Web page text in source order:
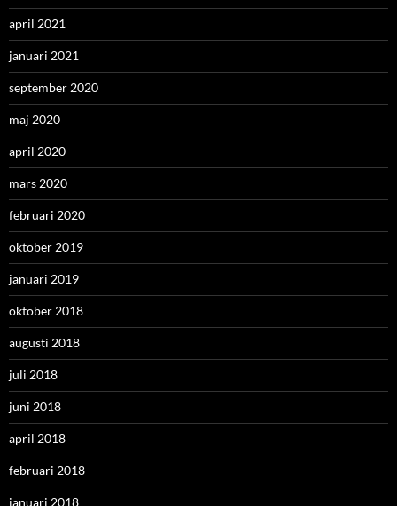
april 2021
januari 2021
september 2020
maj 2020
april 2020
mars 2020
februari 2020
oktober 2019
januari 2019
oktober 2018
augusti 2018
juli 2018
juni 2018
april 2018
februari 2018
januari 2018